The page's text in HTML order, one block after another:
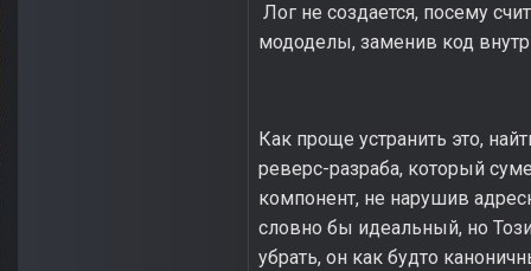
Лог не создается, посему
мододелы, заменив код
Как проще устранить это,
реверс-разраба, который
компонент, не нарушив
словно бы идеальный, но
убрать, он как будто